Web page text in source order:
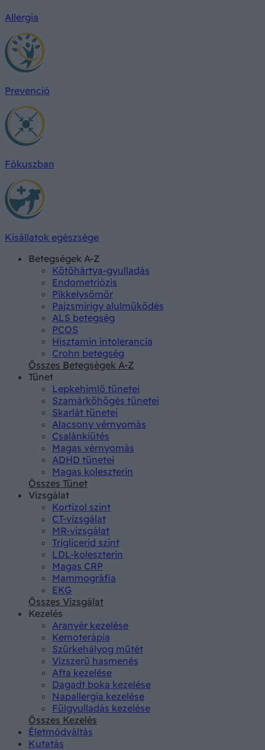
Allergia
Prevenció
Fókuszban
Kisállatok egészsége
Betegségek A-Z
Kötőhártya-gyulladás
Endometriózis
Pikkelysömör
Pajzsmirigy alulműködés
ALS betegség
PCOS
Hisztamin intolerancia
Crohn betegség
Összes Betegségek A-Z
Tünet
Lepkehimlő tünetei
Szamárköhögés tünetei
Skarlát tünetei
Alacsony vérnyomás
Csalánkiütés
Magas vérnyomás
ADHD tünetei
Magas koleszterin
Összes Tünet
Vizsgálat
Kortizol szint
CT-vizsgálat
MR-vizsgálat
Triglicerid szint
LDL-koleszterin
Magas CRP
Mammográfia
EKG
Összes Vizsgálat
Kezelés
Aranyér kezelése
Kemoterápia
Szürkehályog műtét
Vízszerű hasmenés
Afta kezelése
Dagadt boka kezelése
Napallergia kezelése
Fülgyulladás kezelése
Összes Kezelés
Életmódváltás
Kutatás